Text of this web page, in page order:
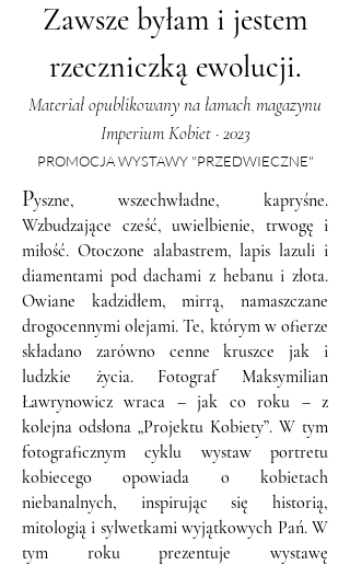
Zawsze byłam i jestem
rzeczniczką ewolucji.
Materiał opublikowany na łamach magazynu
Imperium Kobiet · 2023
PROMOCJA WYSTAWY "PRZEDWIECZNE"
Pyszne, wszechwładne, kapryśne.
Wzbudzające cześć, uwielbienie, trwogę i
miłość. Otoczone alabastrem, lapis lazuli i
diamentami pod dachami z hebanu i złota.
Owiane kadzidłem, mirrą, namaszczane
drogocennymi olejami. Te, którym w ofierze
składano zarówno cenne kruszce jak i
ludzkie życia. Fotograf Maksymilian
Ławrynowicz wraca – jak co roku – z
kolejna odsłona „Projektu Kobiety”. W tym
fotograficznym cyklu wystaw portretu
kobiecego opowiada o kobietach
niebanalnych, inspirując się historią,
mitologią i sylwetkami wyjątkowych Pań. W
tym roku prezentuje wystawę